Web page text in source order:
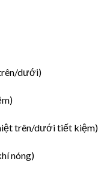
dưới)
trên/dưới tiết kiệm)
nóng)